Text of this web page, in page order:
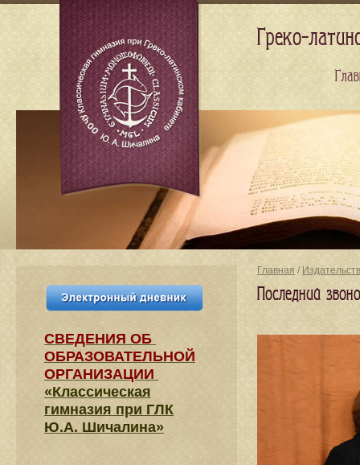
Главная /
Последний
СВЕДЕНИЯ​ ОБ
ОБРАЗОВАТЕЛЬНОЙ
ОРГАНИЗАЦИИ
«Классическая
гимназия при ГЛК
Ю.А. Шичалина»
Греко-